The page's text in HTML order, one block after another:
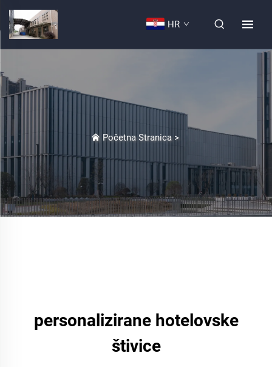
HR
Početna Stranica>
personalizirane hotelovske
štivice